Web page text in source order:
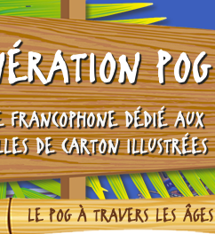
POG
FRANCOPHONE DÉDIÉ AUX
DE CARTON ILLUSTRÉES
LE POG À TRAVERS LES ÂGES